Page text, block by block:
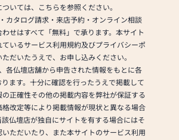
いては、こちらを参照ください。
カタログ請求・来店予約・オンライン相談
せはすべて「無料」で承ります。本サイト
いるサービス利用規約及びプライバシーポ
だいたうえで、お申し込みください。
各仏壇店舗から申告された情報をもとに各
ます。十分に確認を行ったうえで掲載して
正確性その他の掲載内容を弊社が保証する
改定等により掲載情報が現状と異なる場合
仏壇店が独自にサイトを有する場合にはそ
ただいたり、また本サイトのサービス利用